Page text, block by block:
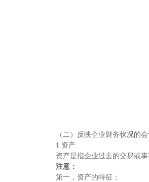
（二）反映企业财务状况的会
1.资产
资产是指企业过去的交易或事
注意：
第一，资产的特征；